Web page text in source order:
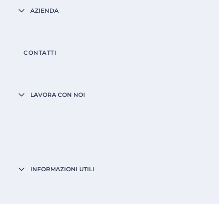
AZIENDA
CONTATTI
LAVORA CON NOI
INFORMAZIONI UTILI